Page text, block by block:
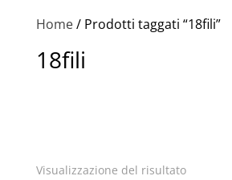
Home/ Prodotti taggati “18fili”
18fili
Visualizzazione del risultato